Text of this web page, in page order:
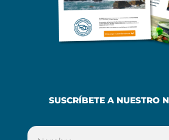
SUSCRÍBETE A NUESTRO